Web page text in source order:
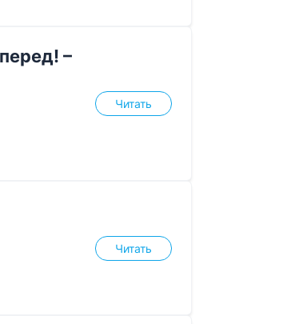
–
Читать
Читать